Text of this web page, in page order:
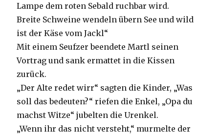
Lampe dem roten Sebald ruchbar wird.
Breite Schweine wendeln übern See und wild
ist der Käse vom Jackl“
Mit einem Seufzer beendete Martl seinen
Vortrag und sank ermattet in die Kissen
zurück.
„Der Alte redet wirr“ sagten die Kinder, „Was
soll das bedeuten?“ riefen die Enkel, „Opa du
machst Witze“ jubelten die Urenkel.
„Wenn ihr das nicht versteht,“ murmelte der